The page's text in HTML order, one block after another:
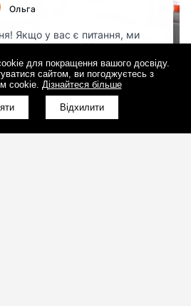
для покращення вашого досвіду.
сайтом, ви погоджуєтесь з
cookie. Дізнайтеся більше
Відхилити